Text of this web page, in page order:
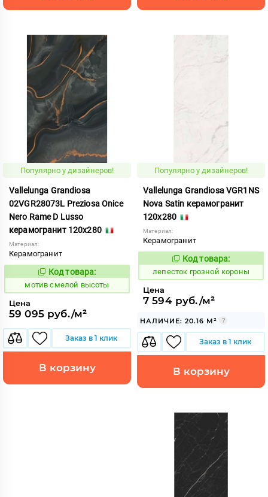
Популярно у дизайнеров!
Vallelunga Grandiosa
02VGR28073L Preziosa Onice
Nero Rame D Lusso
керамогранит 120x280
Материал:
Керамогранит
1042757
Код товара:
мотив смелой высоты
Цена
59 095 руб./м²
Заказ в 1 клик
В корзину
Популярно у дизайнеров!
Vallelunga Grandiosa VGR1NS
Nova Satin керамогранит
120x280
Материал:
Керамогранит
862163
Код товара:
лепесток грозной короны
Цена
7 594 руб./м²
НАЛИЧИЕ: 20.16 М²
Заказ в 1 клик
В корзину